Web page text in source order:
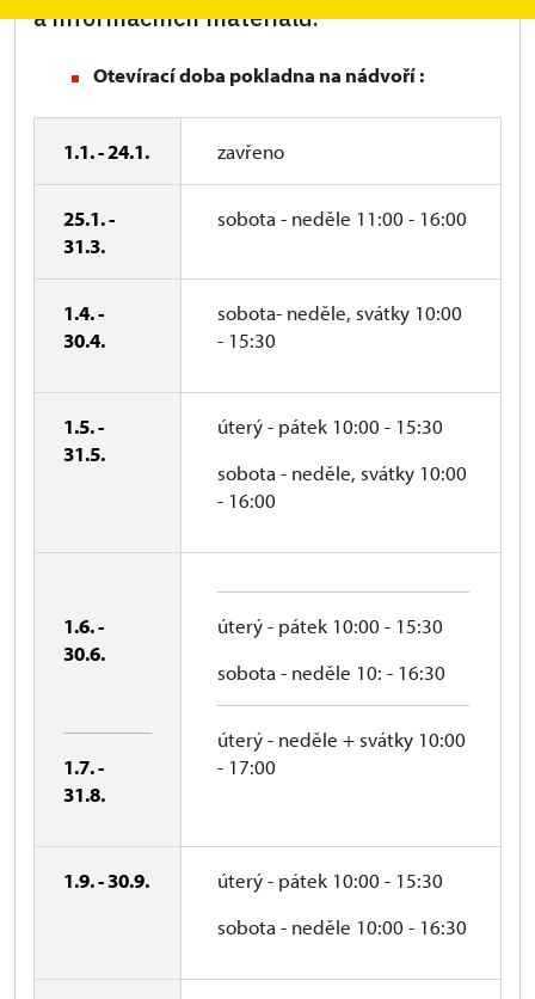
a informačních materiálů.
Otevírací doba pokladna na nádvoří :
1.1. - 24.1. zavřeno
25.1. -
31.3.
sobota - neděle 11:00 - 16:00
1.4. -
30.4.
sobota- neděle, svátky 10:00
- 15:30
1.5. -
31.5.
úterý - pátek 10:00 - 15:30
sobota - neděle, svátky 10:00
- 16:00
1.6. -
30.6.
1.7. -
31.8.
úterý - pátek 10:00 - 15:30
sobota - neděle 10: - 16:30
úterý - neděle + svátky 10:00
- 17:00
1.9. - 30.9.
úterý - pátek 10:00 - 15:30
sobota - neděle 10:00 - 16:30